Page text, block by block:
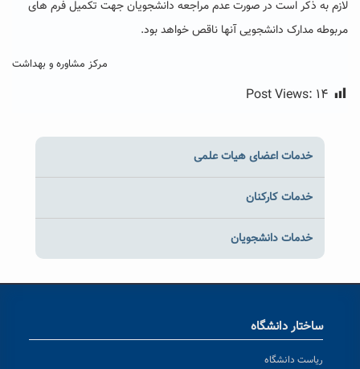
لازم به ذکر است در صورت عدم مراجعه دانشجویان جهت تکمیل فرم های
مربوطه مدارک دانشجویی آنها ناقص خواهد بود.
مرکز مشاوره و بهداشت
Post Views: ۱۴
خدمات اعضای هیات علمی
خدمات کارکنان
خدمات دانشجویان
ساختار دانشگاه
ریاست دانشگاه